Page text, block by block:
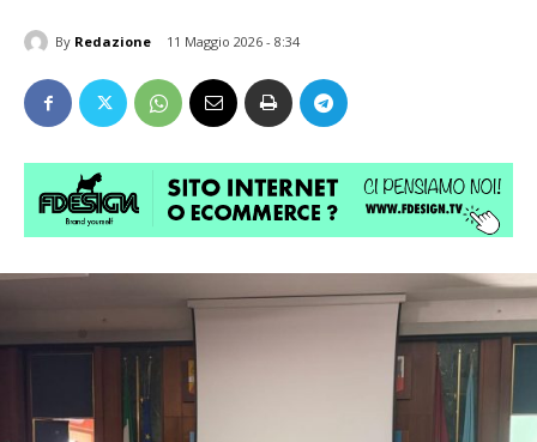
By Redazione 11 Maggio 2026 - 8:34